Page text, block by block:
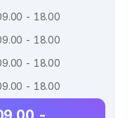
- 18.00
- 18.00
- 18.00
- 18.00